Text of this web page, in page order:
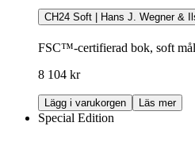
CH24 Soft | Hans J. Wegner &
FSC™-certifierad bok, soft
8 104 kr
Lägg i varukorgen Läs mer
Special Edition